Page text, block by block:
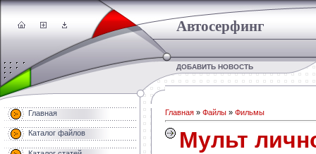
Автосерфинг
ДОБАВИТЬ НОВОСТЬ
Главная
Каталог файлов
Главная » Файлы » Фильмы
Мульт